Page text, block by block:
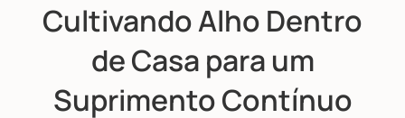
Cultivando Alho Dentro
de Casa para um
Suprimento Contínuo